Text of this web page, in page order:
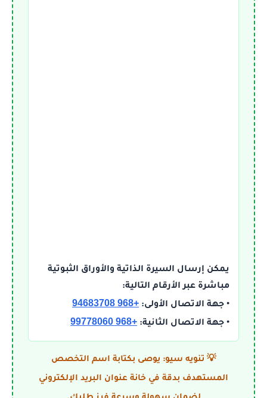
يمكن إرسال السيرة الذاتية والأوراق الثبوتية
مباشرة عبر الأرقام التالية:
• جهة الاتصال الأولى: +968 94683708
• جهة الاتصال الثانية: +968 99778060
💡 تنويه سيو: يوصى بكتابة اسم التخصص
المستهدف بدقة في خانة عنوان البريد الإلكتروني